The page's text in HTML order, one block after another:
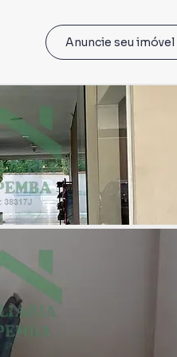
Anuncie seu imóvel